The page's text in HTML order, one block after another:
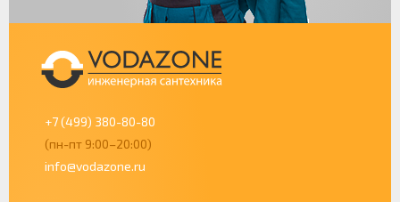
+7 (499) 380-80-80
(пн-пт 9:00–20:00)
info@vodazone.ru